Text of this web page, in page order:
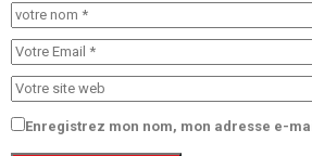
Enregistrez mon nom, mon adresse e-